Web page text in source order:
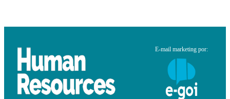
E-mail marketing por: